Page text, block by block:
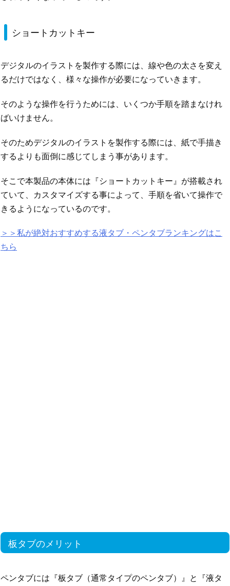
ショートカットキー
デジタルのイラストを製作する際には、線や色の太さを変え
るだけではなく、様々な操作が必要になっていきます。
そのような操作を行うためには、いくつか手順を踏まなけれ
ばいけません。
そのためデジタルのイラストを製作する際には、紙で手描き
するよりも面倒に感じてしまう事があります。
そこで本製品の本体には『ショートカットキー』が搭載され
ていて、カスタマイズする事によって、手順を省いて操作で
きるようになっているのです。
＞＞私が絶対おすすめする液タブ・ペンタブランキングはこ
ちら
板タブのメリット
ペンタブには『板タブ（通常タイプのペンタブ）』と『液タ